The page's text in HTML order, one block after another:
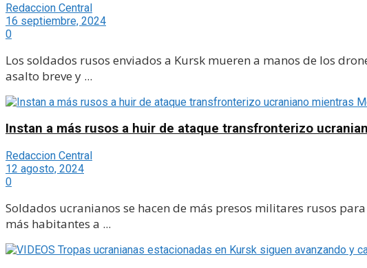
Redaccion Central
16 septiembre, 2024
0
Los soldados rusos enviados a Kursk mueren a manos de los
asalto breve y ...
Instan a más rusos a huir de ataque transfronterizo
Redaccion Central
12 agosto, 2024
0
Soldados ucranianos se hacen de más presos militares rusos
más habitantes a ...